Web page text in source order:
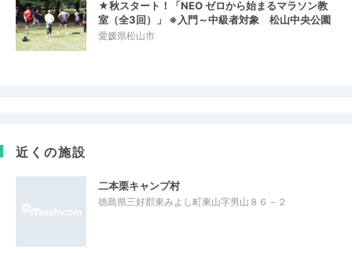
★秋スタート！「NEO ゼロから始まるマラソン教
室（全3回）」 ※入門～中級者対象 松山中央公園
愛媛県松山市
近くの施設
二本栗キャンプ村
徳島県三好郡東みよし町東山字男山８６－２